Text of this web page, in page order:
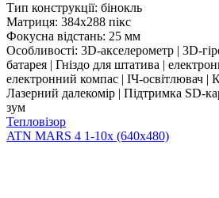
Тип конструкції: бінокль
Матриця: 384x288 пікс
Фокусна відстань: 25 мм
Особливості: 3D-акселерометр | 3D-
батарея | Гніздо для штатива |
електронний компас | ІЧ-освітлювач |
Лазерний далекомір | Підтримка SD-
зум
Тепловізор
ATN MARS 4 1-10x (640x480)